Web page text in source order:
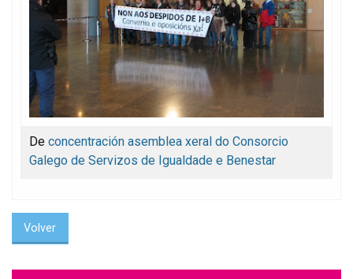
De concentración asemblea xeral do Consorcio
Galego de Servizos de Igualdade e Benestar
Volver